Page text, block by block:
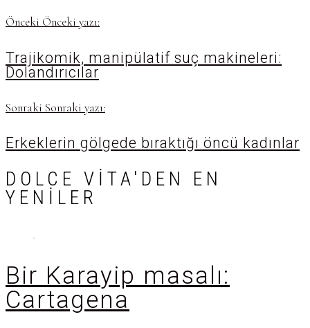
Önceki Önceki yazı:
Trajikomik, manipülatif suç makineleri:
Dolandırıcılar
Sonraki Sonraki yazı:
Erkeklerin gölgede bıraktığı öncü kadınlar
DOLCE VITA'DEN EN
YENILER
Bir Karayip masalı:
Cartagena